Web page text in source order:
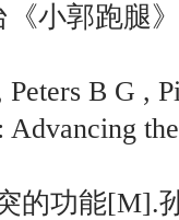
小郭跑腿
B G ,
Advancing
的功能[M].